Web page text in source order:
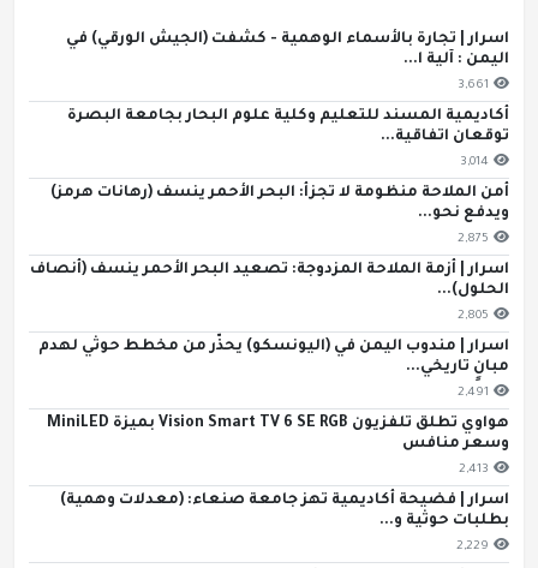
اسرار | تجارة بالأسماء الوهمية - كشفت (الجيش الورقي) في
اليمن : آلية ا...
3,661
أكاديمية المسند للتعليم وكلية علوم البحار بجامعة البصرة
توقعان اتفاقية...
3,014
أمن الملاحة منظومة لا تجزأ: البحر الأحمر ينسف (رهانات هرمز)
ويدفع نحو...
2,875
اسرار | أزمة الملاحة المزدوجة: تصعيد البحر الأحمر ينسف (أنصاف
الحلول)...
2,805
اسرار | مندوب اليمن في (اليونسكو) يحذّر من مخطط حوثي لهدم
مبانٍ تاريخي...
2,491
هواوي تطلق تلفزيون Vision Smart TV 6 SE RGB بميزة MiniLED
وسعر منافس
2,413
اسرار | فضيحة أكاديمية تهز جامعة صنعاء: (معدلات وهمية)
بطلبات حوثية و...
2,229